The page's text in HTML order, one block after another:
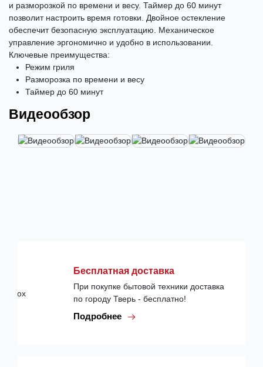
и разморозкой по времени и весу. Таймер до 60 минут
позволит настроить время готовки. Двойное остекление
обеспечит безопасную эксплуатацию. Механическое
управление эргономично и удобно в использовании.
Ключевые преимущества:
Режим гриля
Разморозка по времени и весу
Таймер до 60 минут
Видеообзор
Бесплатная доставка
При покупке бытовой техники доставка
по городу Тверь - бесплатно!
Подробнее